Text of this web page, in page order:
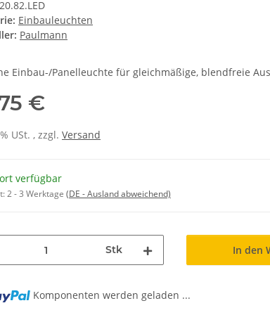
Einbauleuchten
Paulmann
Einbau-/Panelleuchte für gleichmäßige, blendfreie
€
USt. , zzgl. Versand
verfügbar
2 - 3 Werktage (DE - Ausland abweichend)
Stk In den
Komponenten werden geladen ...